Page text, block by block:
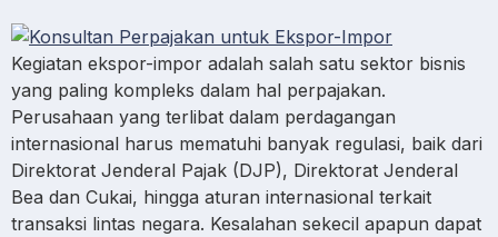
Kegiatan ekspor-impor adalah salah satu sektor bisnis
yang paling kompleks dalam hal perpajakan.
Perusahaan yang terlibat dalam perdagangan
internasional harus mematuhi banyak regulasi, baik dari
Direktorat Jenderal Pajak (DJP), Direktorat Jenderal
Bea dan Cukai, hingga aturan internasional terkait
transaksi lintas negara. Kesalahan sekecil apapun dapat